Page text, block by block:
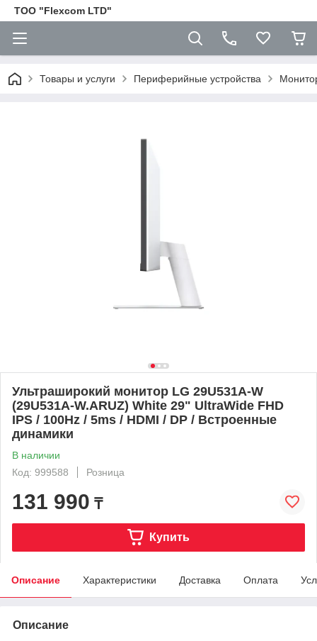
ТОО "Flexcom LTD"
Товары и услуги Периферийные устройства
Ультраширокий монитор LG 29U531A-W
(29U531A-W.ARUZ) White 29" UltraWide FHD
IPS / 100Hz / 5ms / HDMI / DP / Встроенные
динамики
В наличии
Код: 999588
Розница
131 990 ₸
Купить
Описание Характеристики Доставка Оплата
Описание